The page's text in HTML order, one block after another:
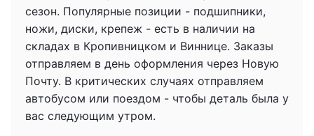
сезон. Популярные позиции - подшипники,
ножи, диски, крепеж - есть в наличии на
складах в Кропивницком и Виннице. Заказы
отправляем в день оформления через Новую
Почту. В критических случаях отправляем
автобусом или поездом - чтобы деталь была у
вас следующим утром.